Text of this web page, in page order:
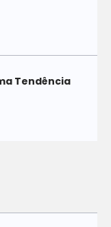
Tendência